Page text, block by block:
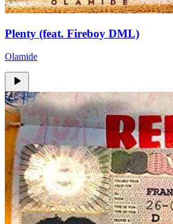
Plenty (feat. Fireboy DML)
Olamide